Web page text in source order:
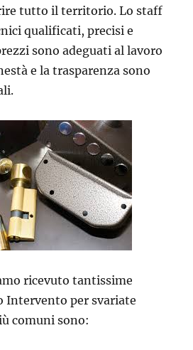
tutto il territorio. Lo staff
qualificati, precisi e
sono adeguati al lavoro
e la trasparenza sono
ricevuto tantissime
Intervento per svariate
comuni sono: